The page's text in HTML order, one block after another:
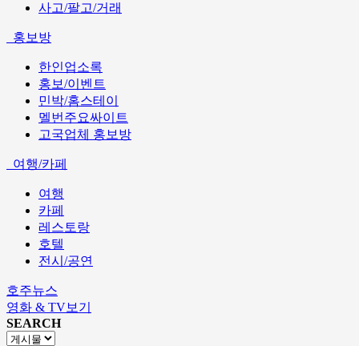
사고/팔고/거래
홍보방
한인업소록
홍보/이벤트
민박/홈스테이
멜번주요싸이트
고국업체 홍보방
여행/카페
여행
카페
레스토랑
호텔
전시/공연
호주뉴스
영화 & TV보기
SEARCH